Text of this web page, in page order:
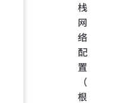
栈
网
络
配
置
（
根